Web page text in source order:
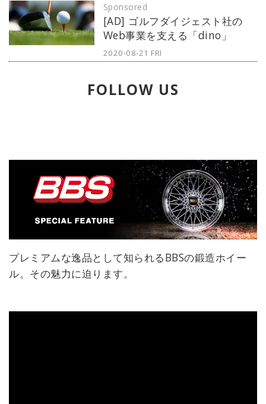
初のコンセプトストア「ARTA
MECHANICS & INSPIRATIONS」
が、2023年5月12日（金）に新木場
にグランドオープン。本レポートで
ィア内覧会での様子をお届けする。
[AD] ゴルフダイジェスト社の
Web事業を支える「dino」
Sponsored
2020-08-21 FRI
FOLLOW US
プレミアムな逸品として知られるBBSの鍛造ホイー
ル。その魅力に迫ります。